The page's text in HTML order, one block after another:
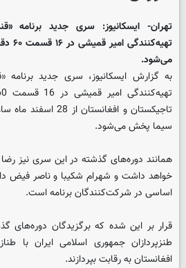
تهران- ایسکانیوز: سری جدید برنامه
می‌شود.
به گزارش ایسکانیوز، سری جدید برنامه
سیما پخش می‌شود.
همانند دوره‌های گذشته در این سری نیز رضا
خواهد داشت و شهرام شکیبا و ناصر فیض
اساسی در شرکت‌کنندگان برنامه است.
قرار بر این شده که برگزیدگان دوره‌های
طنزپردازان جمهوری اسلامی ایران با
افغانستان به رقابت بپردازند.